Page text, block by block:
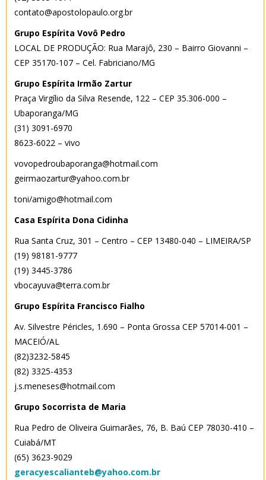
contato@apostolopaulo.org.br
Grupo Espírita Vovô Pedro
LOCAL DE PRODUÇÃO: Rua Marajô, 230 – Bairro Giovanni –
CEP 35170-107 – Cel. Fabriciano/MG
Grupo Espírita Irmão Zartur
Praça Virgílio da Silva Resende, 122 – CEP 35.306-000 –
Ubaporanga/MG
(31) 3091-6970
8623-6022 – vivo
vovopedroubaporanga@hotmail.com
geirmaozartur@yahoo.com.br
toni/amigo@hotmail.com
Casa Espírita Dona Cidinha
Rua Santa Cruz, 301 – Centro – CEP 13480-040 – LIMEIRA/SP
(19) 98181-9777
(19) 3445-3786
vbocayuva@terra.com.br
Grupo Espírita Francisco Fialho
Av. Silvestre Péricles, 1.690 – Ponta Grossa CEP 57014-001 –
MACEIÓ/AL
(82)3232-5845
(82) 3325-4353
j.s.meneses@hotmail.com
Grupo Socorrista de Maria
Rua Pedro de Oliveira Guimarães, 76, B. Baú CEP 78030-410 –
Cuiabá/MT
(65) 3623-9029
geracyescalianteb@yahoo.com.br